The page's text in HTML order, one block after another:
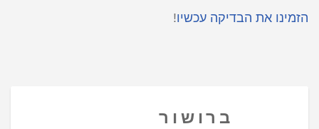
הזמינו את הבדיקה עכשיו!
ברושור